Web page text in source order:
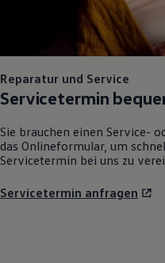
Reparatur und Service
Servicetermin
Sie brauchen einen Service-
das Onlineformular, um
Servicetermin bei uns zu
Servicetermin anfragen